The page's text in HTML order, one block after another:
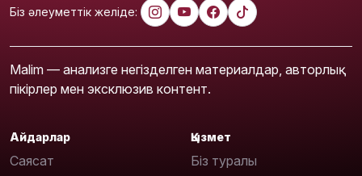
Біз әлеуметтік желіде:
Malim — анализге негізделген материалдар, авторлық
пікірлер мен эксклюзив контент.
Айдарлар
Саясат
Қызмет
Біз туралы